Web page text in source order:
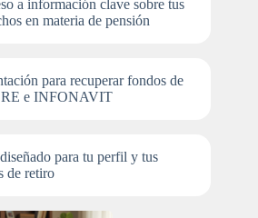
a información clave sobre tus
en materia de pensión
para recuperar fondos de
e INFONAVIT
para tu perfil y tus
de retiro